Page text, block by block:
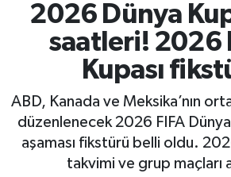
2026 Dünya
saatleri! 2026
Kupası
ABD, Kanada ve Meksika’nın
düzenlenecek 2026 FIFA Dünya
aşaması fikstürü belli oldu.
takvimi ve grup maçları